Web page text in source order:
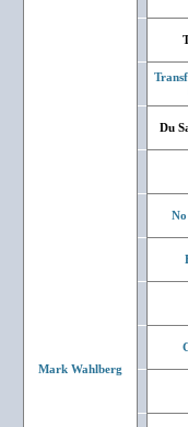
Mark Wahlberg
Du